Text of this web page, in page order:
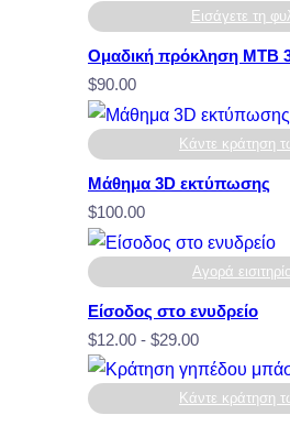
Εισάγετε τη
Ομαδική πρόκληση MTB
$90.00
Κάντε κράτηση
Μάθημα 3D εκτύπωσης
$100.00
Αγορά
Είσοδος στο ενυδρείο
$12.00 - $29.00Εύρος
τιμών:
$12.00
έως
Κάντε κράτηση